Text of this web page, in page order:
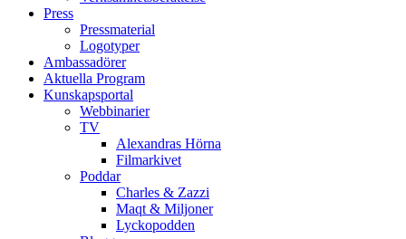
Press
Pressmaterial
Logotyper
Ambassadörer
Aktuella Program
Kunskapsportal
Webbinarier
TV
Alexandras Hörna
Filmarkivet
Poddar
Charles & Zazzi
Maqt & Miljoner
Lyckopodden